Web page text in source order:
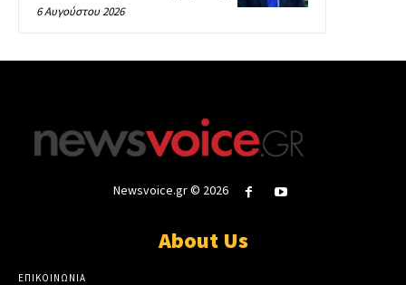
6 Αυγούστου 2026
Newsvoice.gr © 2026
About Us
ΕΠΙΚΟΙΝΩΝΙΑ